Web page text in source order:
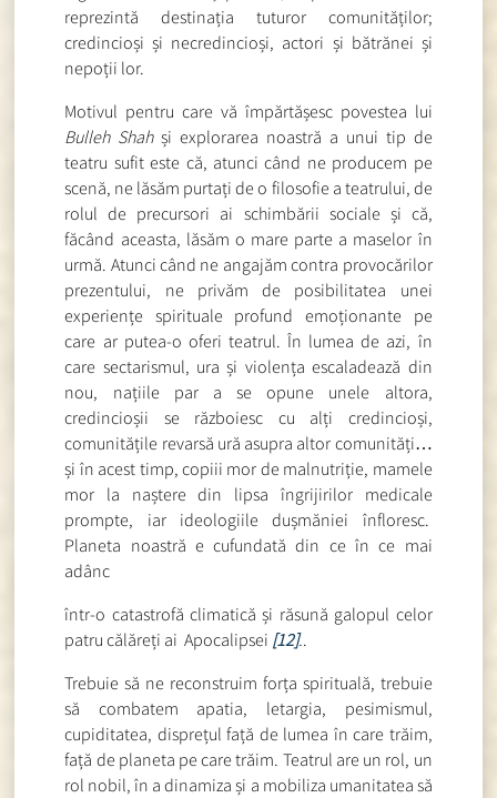
reprezintă destinația tuturor comunităților;
credincioși și necredincioși, actori și bătrănei și
nepoții lor.
Motivul pentru care vă împărtășesc povestea lui
Bulleh Shahși explorarea noastră a unui tip de
teatru sufit este că, atunci când ne producem pe
scenă, ne lăsăm purtați de o filosofie a teatrului, de
rolul de precursori ai schimbării sociale și că,
făcând aceasta, lăsăm o mare parte a maselor în
urmă. Atunci când ne angajăm contra provocărilor
prezentului, ne privăm de posibilitatea unei
experiențe spirituale profund emoționante pe
care ar putea-o oferi teatrul. În lumea de azi, în
care sectarismul, ura și violența escaladează din
nou, națiile par a se opune unele altora,
credincioșii se războiesc cu alți credincioși,
comunitățile revarsă ură asupra altor comunități…
și în acest timp, copiii mor de malnutriție, mamele
mor la naștere din lipsa îngrijirilor medicale
prompte, iar ideologiile dușmăniei înfloresc.
Planeta noastră e cufundată din ce în ce mai
adânc
într-o catastrofă climatică și răsună galopul celor
patru călăreți ai Apocalipsei [12]..
Trebuie să ne reconstruim forța spirituală, trebuie
să combatem apatia, letargia, pesimismul,
cupiditatea, disprețul față de lumea în care trăim,
față de planeta pe care trăim. Teatrul are un rol, un
rol nobil, în a dinamiza și a mobiliza umanitatea să